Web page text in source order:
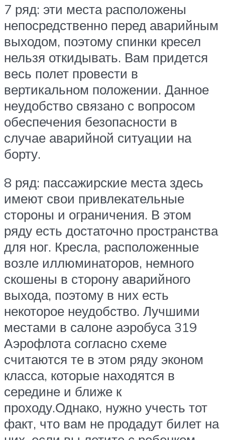
7 ряд: эти места расположены
непосредственно перед аварийным
выходом, поэтому спинки кресел
нельзя откидывать. Вам придется
весь полет провести в
вертикальном положении. Данное
неудобство связано с вопросом
обеспечения безопасности в
случае аварийной ситуации на
борту.
8 ряд: пассажирские места здесь
имеют свои привлекательные
стороны и ограничения. В этом
ряду есть достаточно пространства
для ног. Кресла, расположенные
возле иллюминаторов, немного
скошены в сторону аварийного
выхода, поэтому в них есть
некоторое неудобство. Лучшими
местами в салоне аэробуса 319
Аэрофлота согласно схеме
считаются те в этом ряду эконом
класса, которые находятся в
середине и ближе к
проходу.Однако, нужно учесть тот
факт, что вам не продадут билет на